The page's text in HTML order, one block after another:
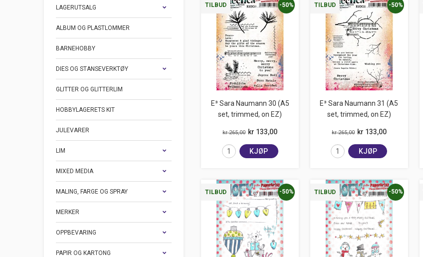
LAGERUTSALG
ALBUM OG PLASTLOMMER
BARNEHOBBY
DIES OG STANSEVERKTØY
GLITTER OG GLITTERLIM
HOBBYLAGERETS KIT
JULEVARER
LIM
MIXED MEDIA
MALING, FARGE OG SPRAY
MERKER
OPPBEVARING
PAPIR OG KARTONG
TILBUD
E³ Sara Naumann 30 (A5
set, trimmed, on EZ)
-50%
kr 265,00 kr 133,00
KJØP
TILBUD
E³ Sara Naumann 31 (A5
set, trimmed, on EZ)
-50%
kr 265,00 kr 133,00
KJØP
TILBUD -50% TILBUD -50%